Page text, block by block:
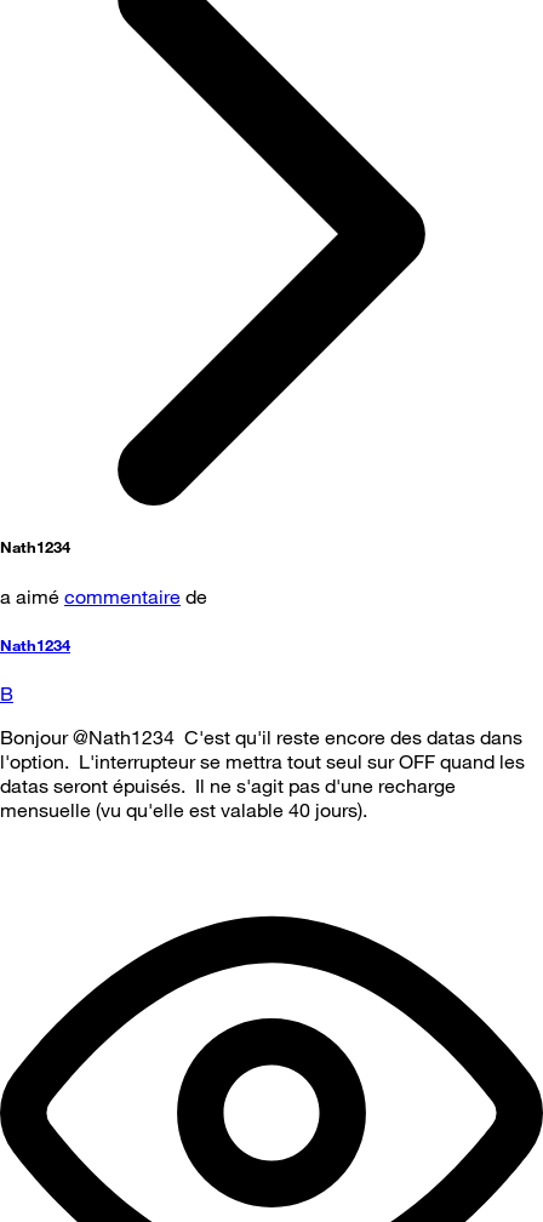
Nath1234
a aimé commentaire de
Nath1234
B
Bonjour @Nath1234 C'est qu'il reste encore des datas dans
l'option. L'interrupteur se mettra tout seul sur OFF quand les
datas seront épuisés. Il ne s'agit pas d'une recharge
mensuelle (vu qu'elle est valable 40 jours).